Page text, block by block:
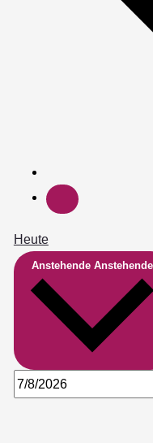
Heute
Anstehende Anstehende